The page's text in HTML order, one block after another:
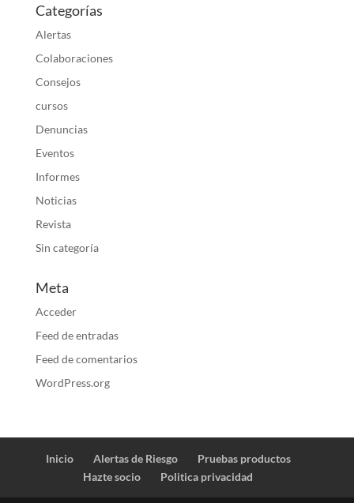
Categorías
Alertas
Colaboraciones
Consejos
cursos
Denuncias
Eventos
Informes
Noticias
Revista
Sin categoría
Meta
Acceder
Feed de entradas
Feed de comentarios
WordPress.org
Inicio Alertas de Riesgo
Pruebas productos
Hazte socio
Politica privacidad